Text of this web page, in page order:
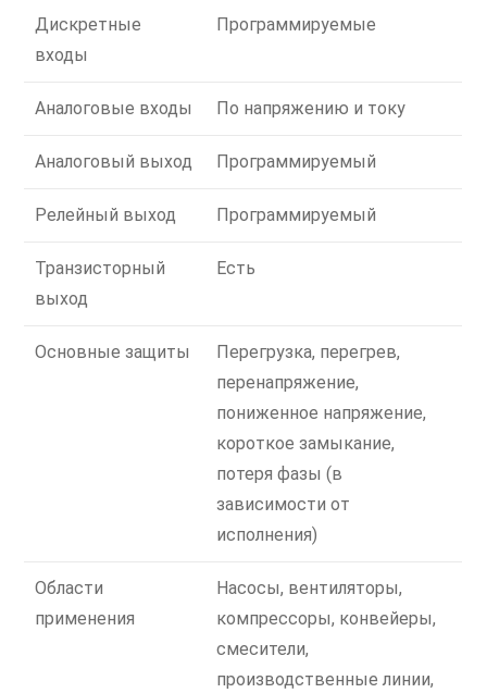
Дискретные
входы
Программируемые
Аналоговые входы По напряжению и току
Аналоговый выход Программируемый
Релейный выход Программируемый
Транзисторный
выход
Есть
Основные защиты
Перегрузка, перегрев,
перенапряжение,
пониженное напряжение,
короткое замыкание,
потеря фазы (в
зависимости от
исполнения)
Области
применения
Насосы, вентиляторы,
компрессоры, конвейеры,
смесители,
производственные линии,